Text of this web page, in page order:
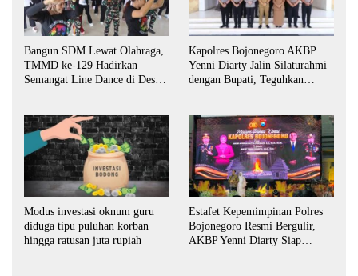
Bangun SDM Lewat Olahraga,
TMMD ke-129 Hadirkan
Semangat Line Dance di Desa
Kapolres Bojonegoro AKBP
Yenni Diarty Jalin Silaturahmi
dengan Bupati, Teguhkan
Modus investasi oknum guru
diduga tipu puluhan korban
hingga ratusan juta rupiah
Estafet Kepemimpinan Polres
Bojonegoro Resmi Bergulir,
AKBP Yenni Diarty Siap